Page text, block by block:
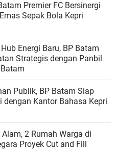
Premier FC Bersinergi
Sepak Bola Kepri
Energi Baru, BP Batam
Strategis dengan Panbil
Publik, BP Batam Siap
Kantor Bahasa Kepri
2 Rumah Warga di
Proyek Cut and Fill